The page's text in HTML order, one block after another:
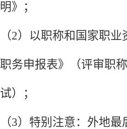
明》；
（2）以职称和国家职
职务申报表》（评审职
试）；
（3）特别注意：外地